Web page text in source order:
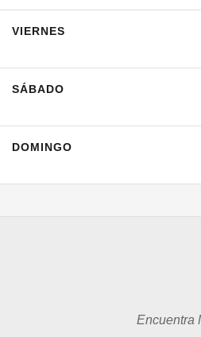
VIERNES
SÁBADO
DOMINGO
Encuentra